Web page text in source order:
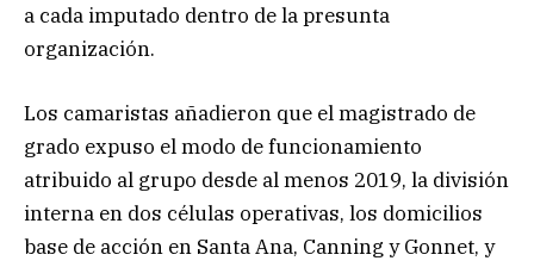
a cada imputado dentro de la presunta
organización.
Los camaristas añadieron que el magistrado de
grado expuso el modo de funcionamiento
atribuido al grupo desde al menos 2019, la división
interna en dos células operativas, los domicilios
base de acción en Santa Ana, Canning y Gonnet, y